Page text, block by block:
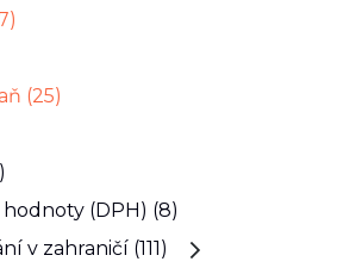
(25)
(DPH) (8)
v zahraničí (111)